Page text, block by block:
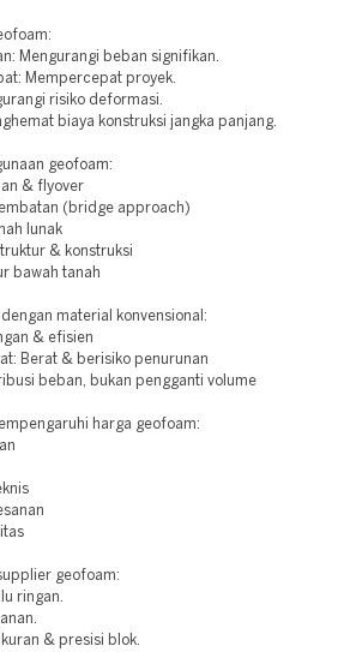
Mengurangi beban signifikan.
Mempercepat proyek.
risiko deformasi.
biaya konstruksi jangka panjang.
geofoam:
& flyover
(bridge approach)
lunak
& konstruksi
bawah tanah
material konvensional:
& efisien
Berat & berisiko penurunan
beban, bukan pengganti volume
harga geofoam:
geofoam:
ringan.
& presisi blok.